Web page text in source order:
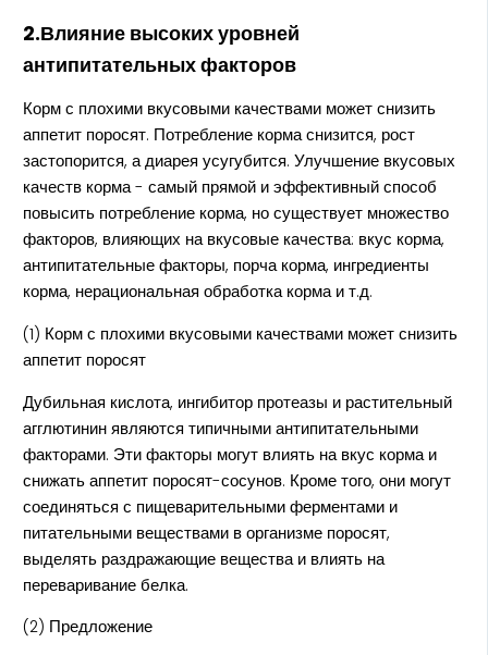
2.Влияние высоких уровней
антипитательных факторов
Корм с плохими вкусовыми качествами может снизить
аппетит поросят. Потребление корма снизится, рост
застопорится, а диарея усугубится. Улучшение вкусовых
качеств корма - самый прямой и эффективный способ
повысить потребление корма, но существует множество
факторов, влияющих на вкусовые качества: вкус корма,
антипитательные факторы, порча корма, ингредиенты
корма, нерациональная обработка корма и т.д.
(1) Корм с плохими вкусовыми качествами может снизить
аппетит поросят
Дубильная кислота, ингибитор протеазы и растительный
агглютинин являются типичными антипитательными
факторами. Эти факторы могут влиять на вкус корма и
снижать аппетит поросят-сосунов. Кроме того, они могут
соединяться с пищеварительными ферментами и
питательными веществами в организме поросят,
выделять раздражающие вещества и влиять на
переваривание белка.
(2) Предложение